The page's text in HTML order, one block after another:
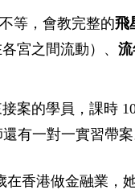
不等，會教完整的飛
宮之間流動）、
接案的學員，課時
有一對一實習帶案
在香港做金融業，